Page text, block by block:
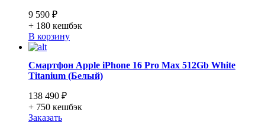
9 590 ₽
+ 180 кешбэк
В корзину
Смартфон Apple iPhone 16 Pro Max 512Gb White
Titanium (Белый)
138 490 ₽
+ 750 кешбэк
Заказать